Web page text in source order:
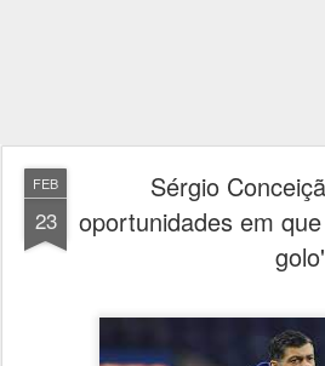
FEB
23
Sérgio
oportunidades em